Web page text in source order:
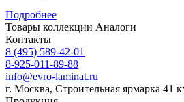
Подробнее
Товары коллекции Аналоги
Контакты
8 (495) 589-42-01
8-925-011-89-88
info@evro-laminat.ru
г. Москва, Строительная ярмарка